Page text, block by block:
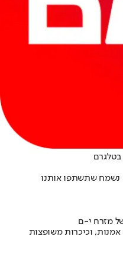
נשמח שתשתפו אותנו
מזרח י-ם
וכיכרות משופצות